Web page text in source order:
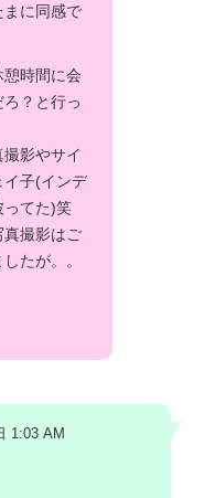
まに同感で
時間に会
？と行っ
影やサイ
イ子(インデ
ってた)笑
真撮影はご
たが。。
1:03 AM